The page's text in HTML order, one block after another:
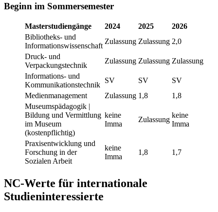
Beginn im Sommersemester
Masterstudiengänge 2024 2025
2026
Bibliotheks- und
Informationswissenschaft
Zulassung Zulassung 2,0
Druck- und
Verpackungstechnik
Zulassung Zulassung Zulassung
Informations- und
Kommunikationstechnik
SV SV
SV
Medienmanagement
Zulassung 1,8
1,8
Museumspädagogik |
Bildung und Vermittlung
im Museum
(kostenpflichtig)
keine
Imma
Zulassung
keine
Imma
Praxisentwicklung und
Forschung in der
Sozialen Arbeit
keine
Imma
1,8 1,7
NC-Werte für internationale
Studieninteressierte